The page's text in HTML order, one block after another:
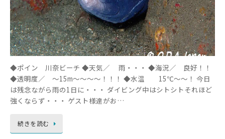
◆ポイン 川奈ビーチ ◆天気／ 雨・・・ ◆海況／ 良好！！
◆透明度／ ～15m～～～～！！！ ◆水温 15℃～～！ 今日
は残念ながら雨の1日に・・・ ダイビング中はシトシトそれほど
強くならず・・・ ゲスト様達がお…
続きを読む